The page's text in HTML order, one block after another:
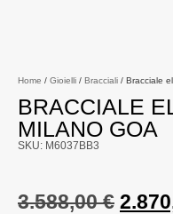
Home / Gioielli / Bracciali / Bracciale
BRACCIALE
MILANO GOA
SKU: M6037BB3
3.588,00€